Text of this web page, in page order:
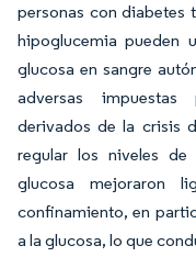
personas con diabetes
hipoglucemia pueden
glucosa en sangre
adversas
derivados de la crisis
regular los niveles
glucosa mejoraron
confinamiento, en
a la glucosa, lo que